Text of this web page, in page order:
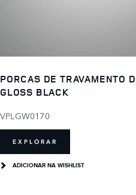
PORCAS DE TRAVAMENTO
GLOSS BLACK
VPLGW0170
EXPLORAR
ADICIONAR NA WISHLIST